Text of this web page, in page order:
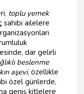
toplu yemek
sahibi ailelere
dar gelirli
beslenme
aşevi, özellikle
özel günlerde,
geniş kitlelere